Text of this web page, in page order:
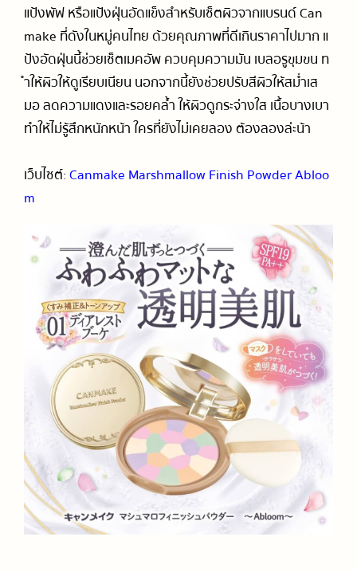
แป้งพัฟ หรือแป้งฝุ่นอัดแข็งสำหรับเซ็ตผิวจากแบรนด์ Can
make ที่ดังในหมู่คนไทย ด้วยคุณภาพที่ดีเกินราคาไปมาก แ
ป้งอัดฝุ่นนี้ช่วยเซ็ตเมคอัพ ควบคุมความมัน เบลอรูขุมขน ท
ำให้ผิวให้ดูเรียบเนียน นอกจากนี้ยังช่วยปรับสีผิวให้สม่ำเส
มอ ลดความแดงและรอยคล้ำ ให้ผิวดูกระจ่างใส เนื้อบางเบา
ทำให้ไม่รู้สึกหนักหน้า ใครที่ยังไม่เคยลอง ต้องลองล่ะน้า
เว็บไซต์:Canmake Marshmallow Finish Powder Abloo
m